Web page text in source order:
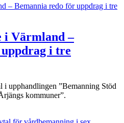
i Värmland –
i tre
i upphandlingen ”Bemanning Stöd
kommuner”.